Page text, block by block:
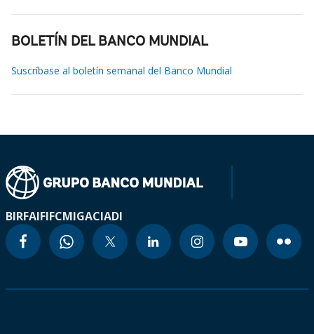
BOLETÍN DEL BANCO MUNDIAL
Suscríbase al boletín semanal del Banco Mundial
BIRFAIFIFCMIGACIADI